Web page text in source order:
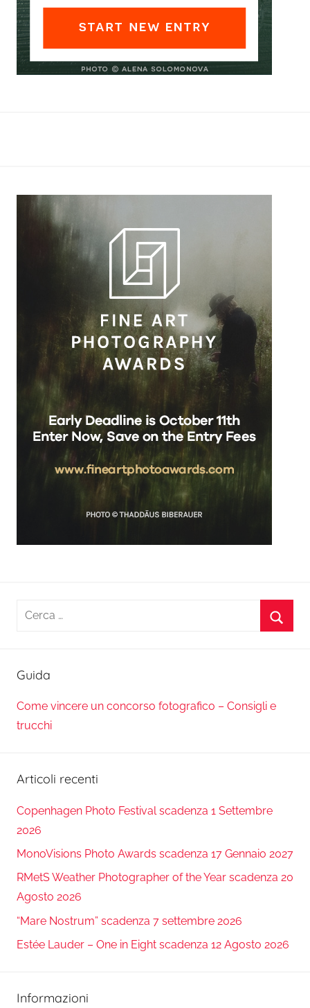
Ricerca
Guida
Come vincere un concorso fotografico – Consigli e
trucchi
Articoli recenti
Copenhagen Photo Festival scadenza 1 Settembre
2026
MonoVisions Photo Awards scadenza 17 Gennaio 2027
RMetS Weather Photographer of the Year scadenza 20
Agosto 2026
“Mare Nostrum” scadenza 7 settembre 2026
Estée Lauder – One in Eight scadenza 12 Agosto 2026
Informazioni